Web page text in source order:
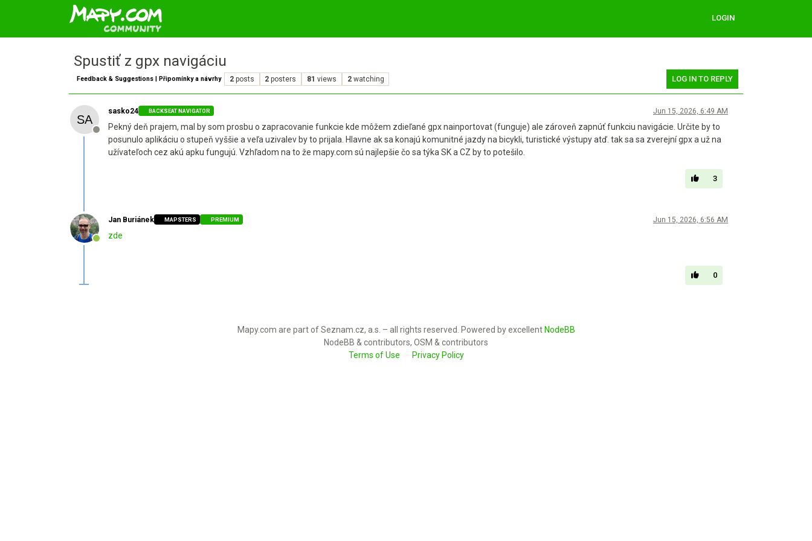
LOGIN
Spustiť z gpx navigáciu
Feedback & Suggestions | Připomínky a návrhy 2 posts 2 posters 81 views 2 watching LOG IN TO REPLY
Offline
sasko24 BACKSEAT NAVIGATOR Jun 15, 2026, 6:49 AM
Pekný deň prajem, mal by som prosbu o zapracovanie funkcie kde môžem zdieľané gpx nainportovat (funguje) ale zároveň zapnúť funkciu navigácie. Určite by to
posunulo aplikáciu o stupeň vyššie a veľa uzivalev by to prijala. Hlavne ak sa konajú komunitné jazdy na bicykli, turistické výstupy atď. tak sa sa zverejní gpx a už na
užívateľoch cez akú apku fungujú. Vzhľadom na to že mapy.com sú najlepšie čo sa týka SK a CZ by to potešilo.
3
Online
Jan Buriánek MAPSTERS PREMIUM Jun 15, 2026, 6:56 AM
zde
0
Mapy.com are part of Seznam.cz, a.s. – all rights reserved. Powered by excellent NodeBB
NodeBB & contributors, OSM & contributors
Terms of Use
Privacy Policy